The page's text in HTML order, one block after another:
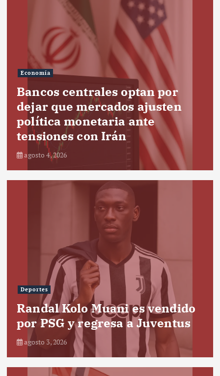
Economía
Bancos centrales optan por
dejar que mercados ajusten
política monetaria ante
tensiones con Irán
agosto 4, 2026
Deportes
Randal Kolo Muani es vendido
por PSG y regresa a Juventus
agosto 3, 2026